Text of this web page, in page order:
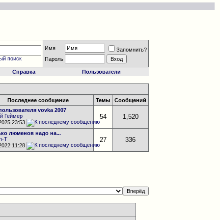
поиск
Имя
Запомнить?
Пароль
Справка Пользователи
Последнее сообщение Темы Сообщений
vovka 2007
Геймер
23:53
54 1,520
люменов надо на...
T
11:28
27 336